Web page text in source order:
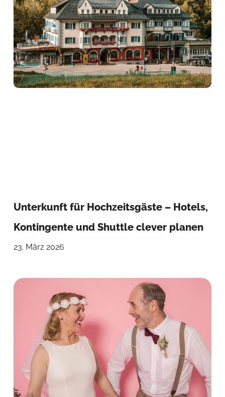
Unterkunft für Hochzeitsgäste – Hotels,
Kontingente und Shuttle clever planen
23. März 2026